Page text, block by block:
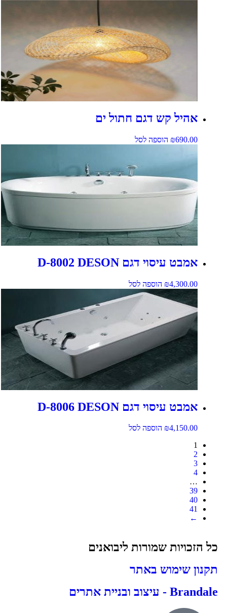
אהיל קש דגם חתול ים
₪690.00 הוספה לסל
אמבט עיסוי דגם D-8002 DESON
₪4,300.00 הוספה לסל
אמבט עיסוי דגם D-8006 DESON
₪4,150.00
הוספה לסל
…
39
40
41
←
כל הזכויות שמורות ליבואנים
תקנון שימוש באתר
Brandale - עיצוב ובניית אתרים